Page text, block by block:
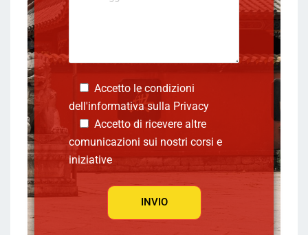
Accetto le condizioni
dell'informativa sulla Privacy
Accetto di ricevere altre
comunicazioni sui nostri corsi e
iniziative